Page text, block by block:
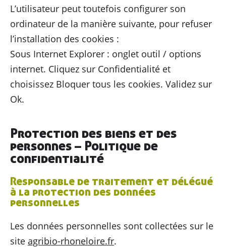
L’utilisateur peut toutefois configurer son
ordinateur de la manière suivante, pour refuser
l’installation des cookies :
Sous Internet Explorer : onglet outil / options
internet. Cliquez sur Confidentialité et
choisissez Bloquer tous les cookies. Validez sur
Ok.
Protection des biens et des
personnes – Politique de
confidentialité
Responsable de traitement et délégué
à la protection des données
personnelles
Les données personnelles sont collectées sur le
site agribio-rhoneloire.fr.